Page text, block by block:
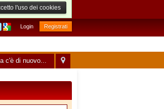
l'uso dei cookies
Login Registrati
c'è di nuovo...